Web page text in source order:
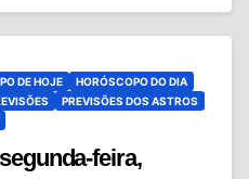
DE HOJE
HORÓSCOPO DO DIA
PREVISÕES DOS ASTROS
feira,